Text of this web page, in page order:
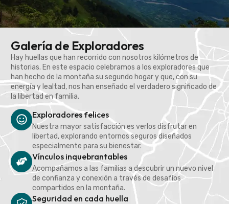
Galería de Exploradores
Hay huellas que han recorrido con nosotros kilómetros de
historias. En este espacio celebramos a los exploradores que
han hecho de la montaña su segundo hogar y que, con su
energía y lealtad, nos han enseñado el verdadero significado de
la libertad en familia.
Exploradores felices
Nuestra mayor satisfacción es verlos disfrutar en
libertad, explorando entornos seguros diseñados
especialmente para su bienestar.
Vínculos inquebrantables
Acompañamos a las familias a descubrir un nuevo nivel
de confianza y conexión a través de desafíos
compartidos en la montaña.
Seguridad en cada huella